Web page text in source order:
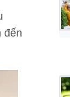
đến